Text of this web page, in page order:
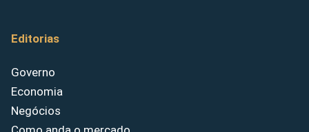
Editorias
Governo
Economia
Negócios